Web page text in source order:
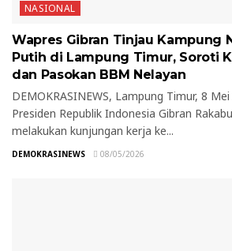
NASIONAL
Wapres Gibran Tinjau Kampung
Putih di Lampung Timur, Soroti
dan Pasokan BBM Nelayan
DEMOKRASINEWS, Lampung Timur, 8
Presiden Republik Indonesia Gibran
melakukan kunjungan kerja ke...
DEMOKRASINEWS 08/05/2026